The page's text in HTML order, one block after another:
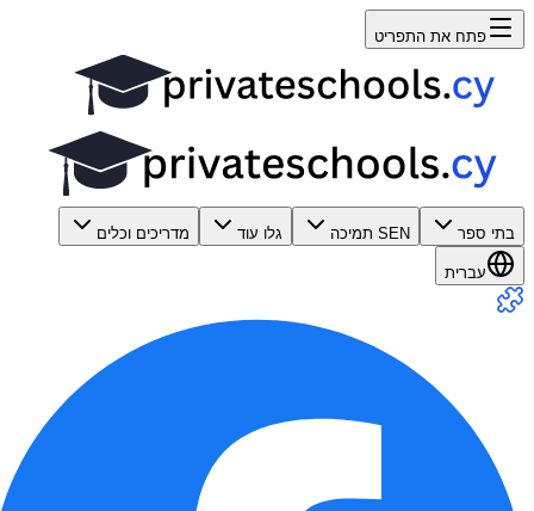
פתח את התפריט
בתי ספר SEN תמיכה גלו עוד מדריכים וכלים
עברית